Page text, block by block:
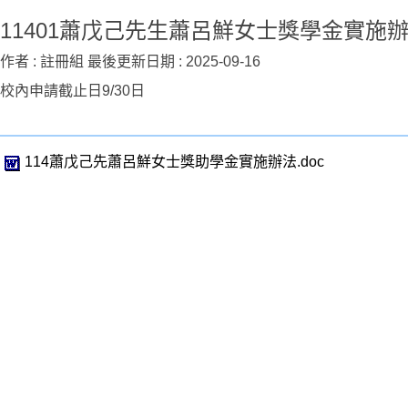
11401蕭戊己先生蕭呂鮮女士獎學金實施
作者 : 註冊組 最後更新日期 : 2025-09-16
校內申請截止日9/30日
114蕭戊己先蕭呂鮮女士獎助學金實施辦法.doc